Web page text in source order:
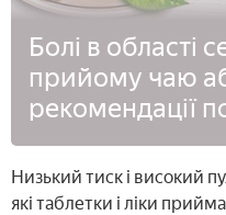
Болі в області
прийому чаю
рекомендації
Низький тиск і високий
які таблетки і ліки